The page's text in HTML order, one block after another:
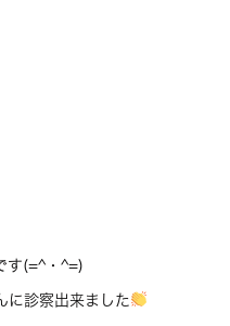
す(=^・^=)
に診察出来ました